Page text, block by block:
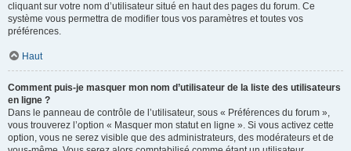
cliquant sur votre nom d’utilisateur situé en haut des pages du forum. Ce
système vous permettra de modifier tous vos paramètres et toutes vos
préférences.
Haut
Comment puis-je masquer mon nom d’utilisateur de la liste des utilisateurs
en ligne ?
Dans le panneau de contrôle de l’utilisateur, sous « Préférences du forum »,
vous trouverez l’option « Masquer mon statut en ligne ». Si vous activez cette
option, vous ne serez visible que des administrateurs, des modérateurs et de